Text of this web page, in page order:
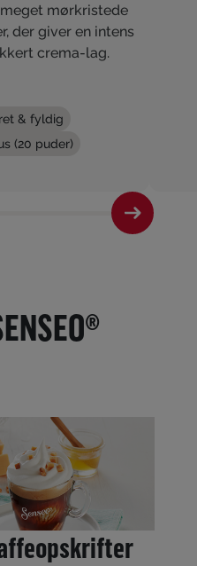
mørkristede
der giver en intens
crema-lag.
& fyldig
(20 puder)